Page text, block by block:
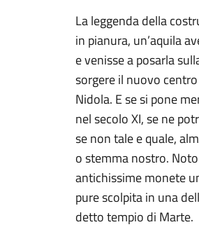
La leggenda della
in pianura, un’aquila
e venisse a posarla
sorgere il nuovo
Nidola. E se si pone
nel secolo XI, se ne
se non tale e quale,
o stemma nostro.
antichissime monete
pure scolpita in una
detto tempio di Marte.